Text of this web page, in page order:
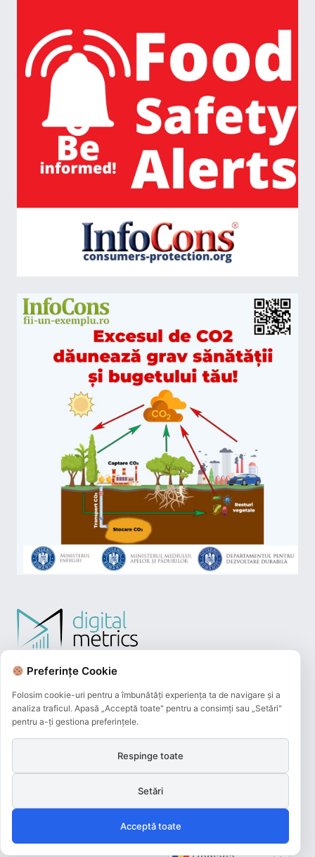
și beneficiază de 3D-Secure.
Preferințe Cookie
Folosim cookie-uri pentru a îmbunătăți experiența ta de navigare și a
analiza traficul. Apasă „Acceptă toate" pentru a consimți sau „Setări"
pentru a-ți gestiona preferințele.
Respinge toate
Setări
Acceptă toate